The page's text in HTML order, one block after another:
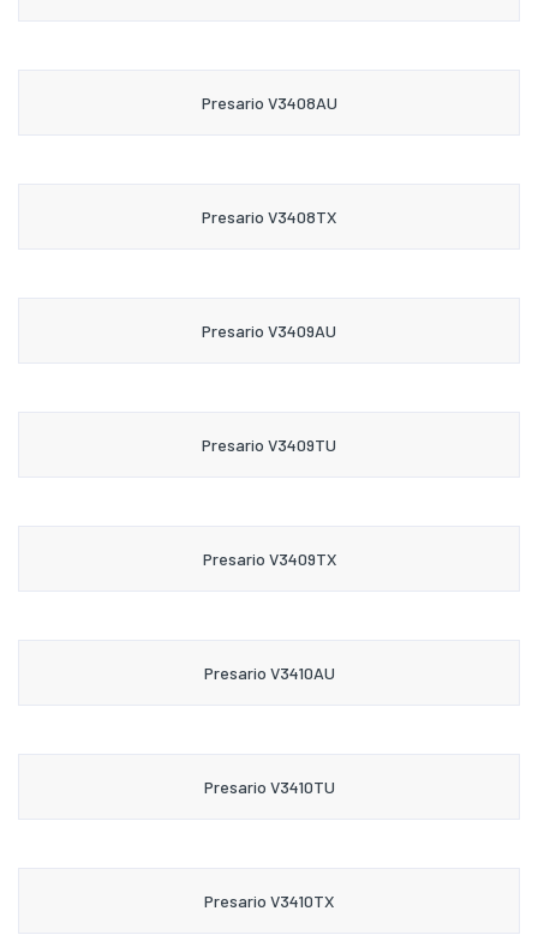
Presario V3408AU
Presario V3408TX
Presario V3409AU
Presario V3409TU
Presario V3409TX
Presario V3410AU
Presario V3410TU
Presario V3410TX